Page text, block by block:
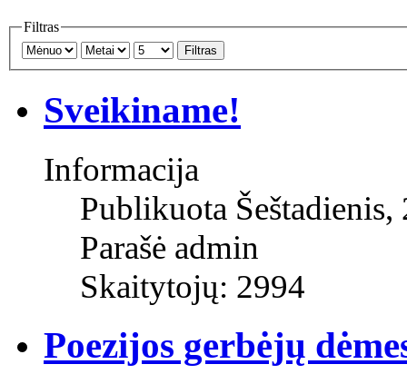
Filtras
Filtras
Sveikiname!
Informacija
Publikuota
Parašė admin
Skaitytojų: 2994
Poezijos gerbėjų